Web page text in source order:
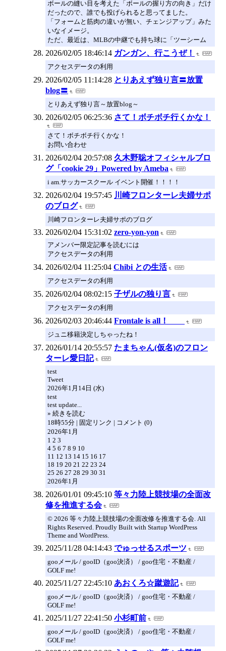
ボールの縫い目を考えた「ボールの握り方の向き」だけ
だったので、誰でも投げられると思ってました。
「フォームと筋肉の違いが無い、チェンジアップ」みた
いなイメージ。
ただ、最近は、MLBの中継でも持ち球に「ツーシーム
2026/02/05 18:46:14 ガンガン、行こうぜ！
アクセスデータの利用
2026/02/05 11:14:28 とりあえず独り言〓放置
blog〓
とりあえず独り言～放置blog～
2026/02/05 06:25:36 さて！ボチボチ行くかな！
さて！ボチボチ行くかな！
お問い合わせ
2026/02/04 20:57:08 久木野聡オフィシャルブロ
グ「cookie 29」Powered by Ameba
i am.サッカースクール イベント開催！！！！
2026/02/04 19:57:45 川崎フロンターレ夫婦サポ
のブログ
川崎フロンターレ夫婦サポのブログ
2026/02/04 15:31:02 zero-yon-yon
アメンバー限定記事を読むには
アクセスデータの利用
2026/02/04 11:25:04 Chibi との生活
アクセスデータの利用
2026/02/04 08:02:15 子ザルの独り言
アクセスデータの利用
2026/02/03 20:46:44 Frontale is all！
ジュニ移籍決定しちゃったね！
2026/01/14 20:55:57 たまちゃん(仮名)のフロン
ターレ愛日記
test
Tweet
2026年1月14日 (水)
test
test update...
» 続きを読む
18時55分 | 固定リンク | コメント (0)
2026年1月
1 2 3
4 5 6 7 8 9 10
11 12 13 14 15 16 17
18 19 20 21 22 23 24
25 26 27 28 29 30 31
2026年1月
2026/01/01 09:45:10 等々力陸上競技場の全面改
修を推進する会
© 2026 等々力陸上競技場の全面改修を推進する会. All
Rights Reserved. Proudly Built with Startup WordPress
Theme and WordPress.
2025/11/28 04:14:43 でゅっせるスポーツ
gooメール / gooID（goo決済） / goo住宅・不動産 /
GOLF me!
2025/11/27 22:45:10 あおくろ☆蹴遊記
gooメール / gooID（goo決済） / goo住宅・不動産 /
GOLF me!
2025/11/27 22:41:50 小杉町前
gooメール / gooID（goo決済） / goo住宅・不動産 /
GOLF me!